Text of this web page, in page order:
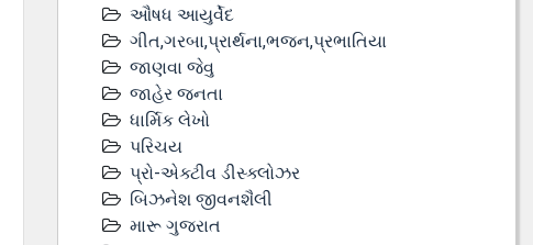
ઔષધ આયુર્વેદ
ગીત,ગરબા,પ્રાર્થના,ભજન,પ્રભાતિયા
જાણવા જેવુ
જાહેર જનતા
ધાર્મિક લેખો
પરિચય
પ્રો-એક્ટીવ ડીસ્‍ક્લોઝર
બિઝનેશ જીવનશૈલી
મારૂ ગુજરાત